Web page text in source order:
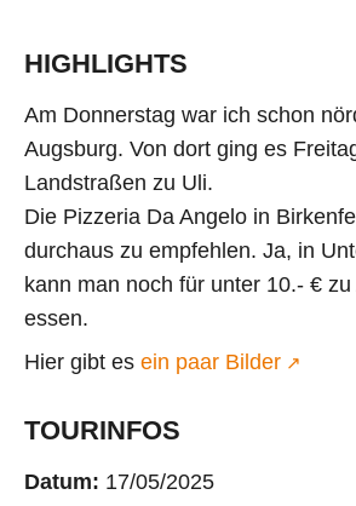
HIGHLIGHTS
Am Donnerstag war ich schon
Augsburg. Von dort ging es
Landstraßen zu Uli.
Die Pizzeria Da Angelo in
durchaus zu empfehlen. Ja, in
kann man noch für unter 10.- € zu
essen.
Hier gibt es ein paar Bilder
TOURINFOS
Datum: 17/05/2025